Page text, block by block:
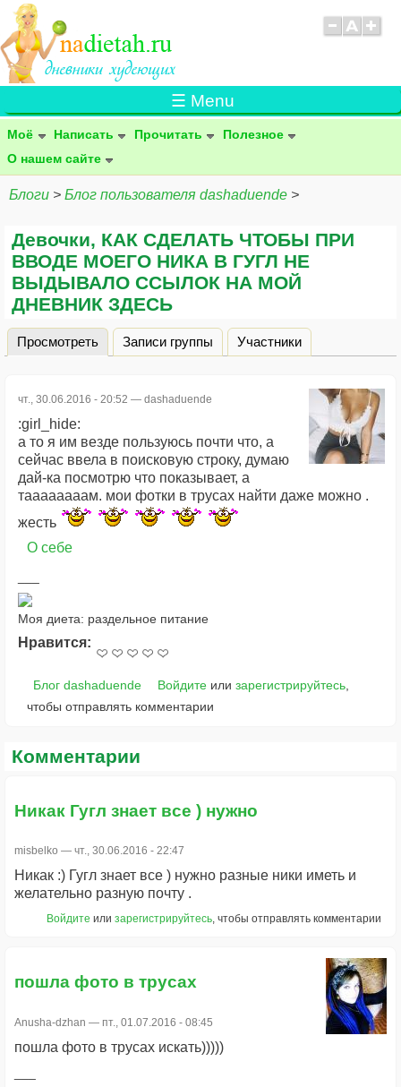
☰ Menu
Моё Написать Прочитать
Полезное
О нашем сайте
Блоги > Блог пользователя dashaduende >
Девочки, КАК СДЕЛАТЬ ЧТОБЫ ПРИ
ВВОДЕ МОЕГО НИКА В ГУГЛ НЕ
ВЫДЫВАЛО ССЫЛОК НА МОЙ
ДНЕВНИК ЗДЕСЬ
Главные вкладки
Просмотреть (активная вкладка)
Записи группы Участники
чт., 30.06.2016 - 20:52 — dashaduende
:girl_hide:
а то я им везде пользуюсь почти что, а
сейчас ввела в поисковую строку, думаю
дай-ка посмотрю что показывает, а
таааааааам. мои фотки в трусах найти даже можно .
жесть
О себе
Моя диета: раздельное питание
Нравится:
Блог dashaduende Войдитеили зарегистрируйтесь,
чтобы отправлять комментарии
Комментарии
Никак Гугл знает все ) нужно
misbelko — чт., 30.06.2016 - 22:47
Никак :) Гугл знает все ) нужно разные ники иметь и
желательно разную почту .
Войдите или зарегистрируйтесь, чтобы отправлять комментарии
пошла фото в трусах
Anusha-dzhan — пт., 01.07.2016 - 08:45
пошла фото в трусах искать)))))